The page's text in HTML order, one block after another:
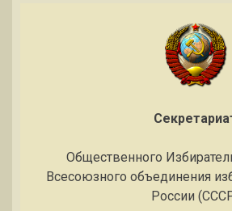
Общественного
Всесоюзного объединения
России